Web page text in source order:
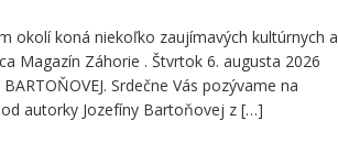
okolí koná niekoľko zaujímavých kultúrnych a
Magazín Záhorie . Štvrtok 6. augusta 2026
Srdečne Vás pozývame na
od autorky Jozefíny Bartoňovej z […]